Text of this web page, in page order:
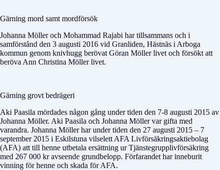
Gärning mord samt mordförsök
Johanna Möller och Mohammad Rajabi har tillsammans och i
samförstånd den 3 augusti 2016 vid Granliden, Hästnäs i Arboga
kommun genom knivhugg berövat Göran Möller livet och försökt att
beröva Ann Christina Möller livet.
Gärning grovt bedrägeri
Aki Paasila mördades någon gång under tiden den 7-8 augusti 2015 av
Johanna Möller. Aki Paasila och Johanna Möller var gifta med
varandra. Johanna Möller har under tiden den 27 augusti 2015 – 7
september 2015 i Eskilstuna vilselett AFA Livförsäkringsaktiebolag
(AFA) att till henne utbetala ersättning ur Tjänstegrupplivförsäkring
med 267 000 kr avseende grundbelopp. Förfarandet har inneburit
vinning för henne och skada för AFA.